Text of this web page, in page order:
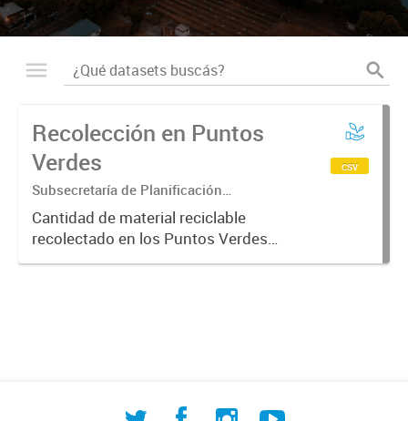
Recolección en Puntos
Verdes
Subsecretaría de Planificación
Ambiental
Cantidad de material reciclable
recolectado en los Puntos Verdes
ordenado por fecha y ubicación del
csv